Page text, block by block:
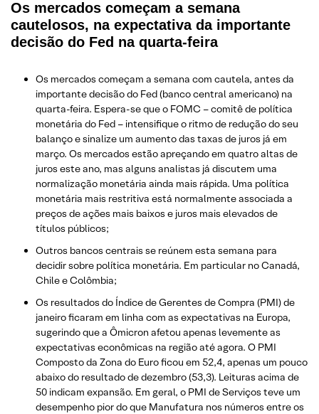
Os mercados começam a semana
cautelosos, na expectativa da importante
decisão do Fed na quarta-feira
Os mercados começam a semana com cautela, antes da
importante decisão do Fed (banco central americano) na
quarta-feira. Espera-se que o FOMC – comitê de política
monetária do Fed – intensifique o ritmo de redução do seu
balanço e sinalize um aumento das taxas de juros já em
março. Os mercados estão apreçando em quatro altas de
juros este ano, mas alguns analistas já discutem uma
normalização monetária ainda mais rápida. Uma política
monetária mais restritiva está normalmente associada a
preços de ações mais baixos e juros mais elevados de
títulos públicos;
Outros bancos centrais se reúnem esta semana para
decidir sobre política monetária. Em particular no Canadá,
Chile e Colômbia;
Os resultados do Índice de Gerentes de Compra (PMI) de
janeiro ficaram em linha com as expectativas na Europa,
sugerindo que a Ômicron afetou apenas levemente as
expectativas econômicas na região até agora. O PMI
Composto da Zona do Euro ficou em 52,4, apenas um pouco
abaixo do resultado de dezembro (53,3). Leituras acima de
50 indicam expansão. Em geral, o PMI de Serviços teve um
desempenho pior do que Manufatura nos números entre os